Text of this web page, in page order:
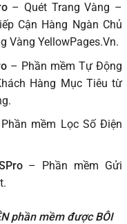
– Quét Trang Vàng –
Cận Hàng Ngàn Chủ
Vàng YellowPages.Vn.
– Phần mềm Tự Động
Hàng Mục Tiêu từ
mềm Lọc Số Điện
– Phần mềm Gửi
phần mềm được BÔI